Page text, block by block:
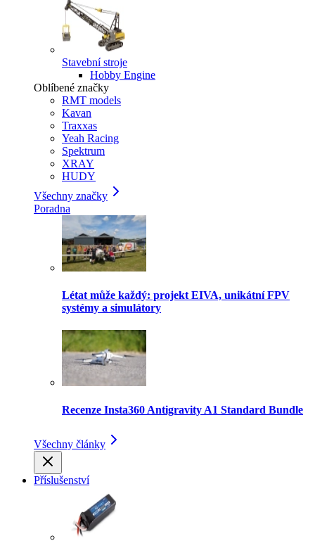
Stavební stroje
Hobby Engine
Oblíbené značky
RMT models
Kavan
Traxxas
Yeah Racing
Spektrum
XRAY
HUDY
Všechny značky
Poradna
Létat může každý: projekt EIVA, unikátní FPV
systémy a simulátory
Recenze Insta360 Antigravity A1 Standard Bundle
Všechny články
Příslušenství